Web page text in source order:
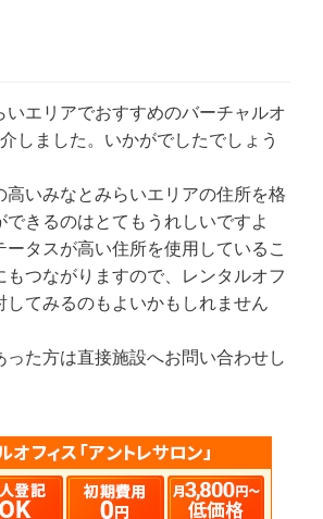
いエリアでおすすめのバーチャルオ
しました。いかがでしたでしょう
高いみなとみらいエリアの住所を格
できるのはとてもうれしいですよ
ータスが高い住所を使用しているこ
もつながりますので、レンタルオフ
してみるのもよいかもしれません
った方は直接施設へお問い合わせし